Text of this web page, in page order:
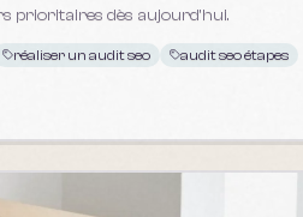
prioritaires dès aujourd'hui.
réaliser un audit seo audit seo étapes